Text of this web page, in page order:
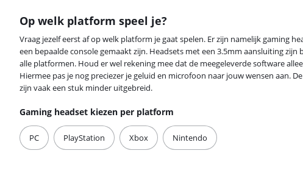
Op welk platform speel je?
Vraag jezelf eerst af op welk platform je gaat spelen. Er zijn namelijk gaming
een bepaalde console gemaakt zijn. Headsets met een 3.5mm aansluiting zijn
alle platformen. Houd er wel rekening mee dat de meegeleverde software
Hiermee pas je nog preciezer je geluid en microfoon naar jouw wensen aan.
zijn vaak een stuk minder uitgebreid.
Gaming headset kiezen per platform
PC PlayStation Xbox Nintendo